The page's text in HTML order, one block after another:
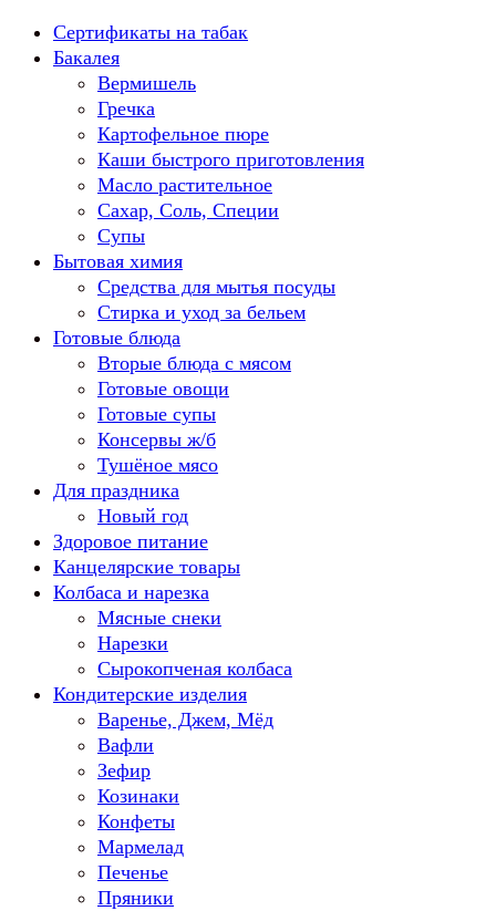
Перейти
содержанию
Сертификаты на табак
Бакалея
Вермишель
Гречка
Картофельное пюре
Каши быстрого приготовления
Масло растительное
Сахар, Соль, Специи
Супы
Бытовая химия
Средства для мытья посуды
Стирка и уход за бельем
Готовые блюда
Вторые блюда с мясом
Готовые овощи
Готовые супы
Консервы ж/б
Тушёное мясо
Для праздника
Новый год
Здоровое питание
Канцелярские товары
Колбаса и нарезка
Мясные снеки
Нарезки
Сырокопченая колбаса
Кондитерские изделия
Варенье, Джем, Мёд
Вафли
Зефир
Козинаки
Конфеты
Мармелад
Печенье
Пряники